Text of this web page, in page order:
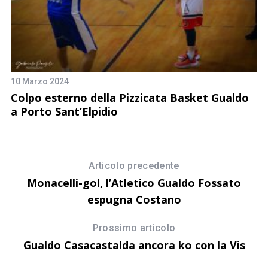
10 Marzo 2024
Colpo esterno della Pizzicata Basket Gualdo
a Porto Sant’Elpidio
Articolo precedente
Monacelli-gol, l’Atletico Gualdo Fossato
espugna Costano
Prossimo articolo
Gualdo Casacastalda ancora ko con la Vis